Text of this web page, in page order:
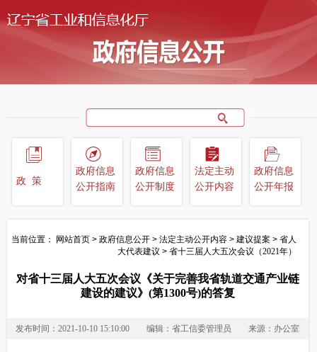
政策
政府信息
公开指南
政府信息
公开制度
法定主动
公开内容
政府信息
公开年报
当前位置： 网站首页> 政府信息公开> 法定主动公开内容> 建议提案 > 省人
大代表建议 > 省十三届人大五次会议（2021年）
对省十三届人大五次会议《关于完善我省轨道交通产业链
建设的建议》(第1300号)的答复
发布时间：2021-10-10 15:10:00 编辑：省工信委管理员 来源：办公室